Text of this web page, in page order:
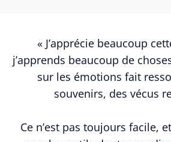
« J’apprécie beaucoup
j’apprends beaucoup de
sur les émotions fait
souvenirs, des vécus
Ce n’est pas toujours facile,